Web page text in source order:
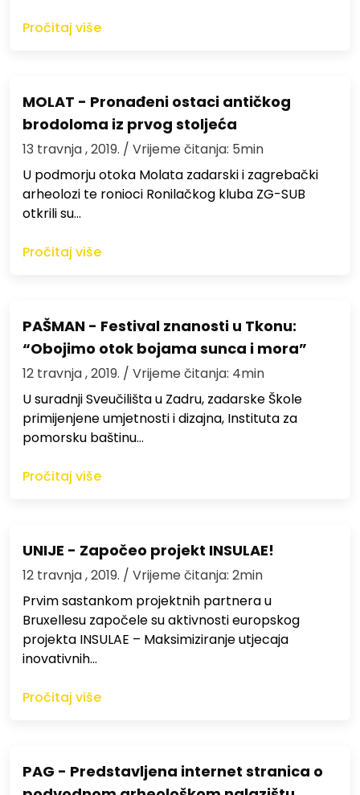
Pročitaj više
MOLAT - Pronađeni ostaci antičkog
brodoloma iz prvog stoljeća
13 travnja , 2019. / Vrijeme čitanja: 5min
U podmorju otoka Molata zadarski i zagrebački
arheolozi te ronioci Ronilačkog kluba ZG-SUB
otkrili su…
Pročitaj više
PAŠMAN - Festival znanosti u Tkonu:
“Obojimo otok bojama sunca i mora”
12 travnja , 2019. / Vrijeme čitanja: 4min
U suradnji Sveučilišta u Zadru, zadarske Škole
primijenjene umjetnosti i dizajna, Instituta za
pomorsku baštinu…
Pročitaj više
UNIJE - Započeo projekt INSULAE!
12 travnja , 2019. / Vrijeme čitanja: 2min
Prvim sastankom projektnih partnera u
Bruxellesu započele su aktivnosti europskog
projekta INSULAE – Maksimiziranje utjecaja
inovativnih…
Pročitaj više
PAG - Predstavljena internet stranica o